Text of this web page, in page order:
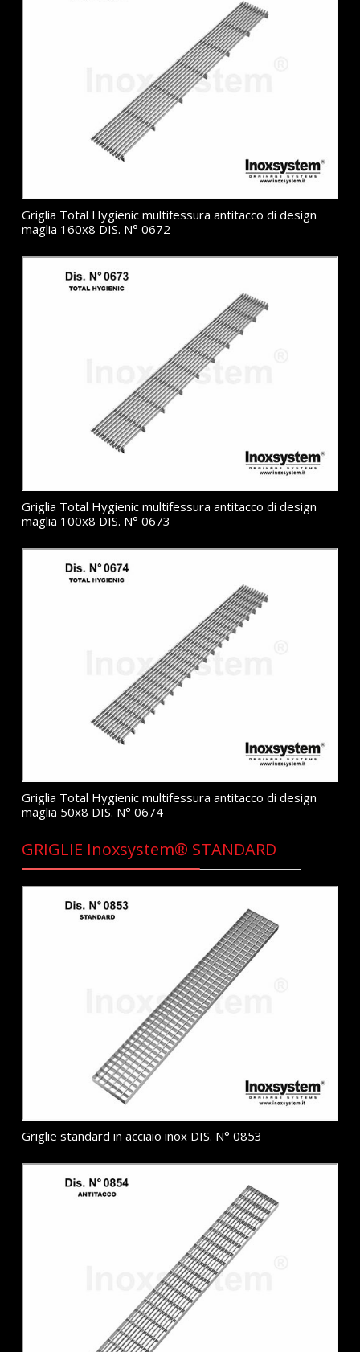
Griglia Total Hygienic multifessura antitacco di design
maglia 160x8 DIS. N° 0672
Griglia Total Hygienic multifessura antitacco di design
maglia 100x8 DIS. N° 0673
Griglia Total Hygienic multifessura antitacco di design
maglia 50x8 DIS. N° 0674
GRIGLIE Inoxsystem® STANDARD
Griglie standard in acciaio inox DIS. N° 0853